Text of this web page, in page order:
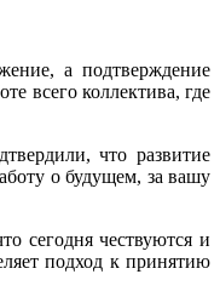
а подтверждение
всего коллектива, где
что развитие
о будущем, за вашу
сегодня чествуются и
подход к принятию